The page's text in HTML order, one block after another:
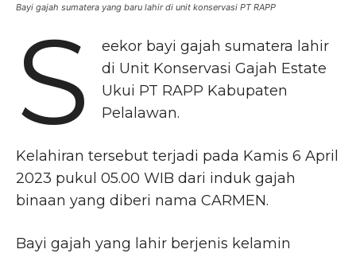
Bayi gajah sumatera yang baru lahir di unit konservasi PT RAPP
S
eekor bayi gajah sumatera lahir
di Unit Konservasi Gajah Estate
Ukui PT RAPP Kabupaten
Pelalawan.
Kelahiran tersebut terjadi pada Kamis 6 April
2023 pukul 05.00 WIB dari induk gajah
binaan yang diberi nama CARMEN.
Bayi gajah yang lahir berjenis kelamin